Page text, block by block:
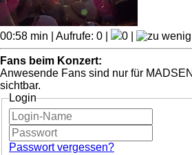
00:58 min | Aufrufe: 0 | 0 |
Fans beim Konzert:
Anwesende Fans sind nur für
sichtbar.
Login
Passwort vergessen?